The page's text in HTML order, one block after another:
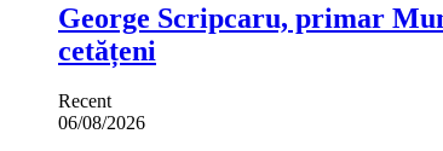
George Scripcaru, primar
cetățeni
Recent
06/08/2026